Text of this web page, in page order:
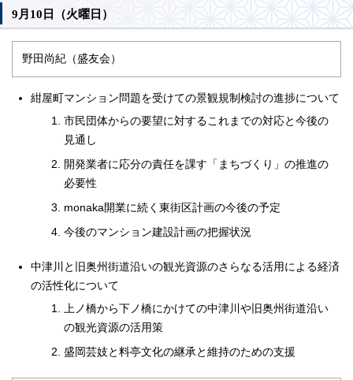
9月10日（火曜日）
野田尚紀（盛友会）
紺屋町マンション問題を受けての景観規制検討の進捗について
市民団体からの要望に対するこれまでの対応と今後の
見通し
開発業者に応分の責任を課す「まちづくり」の推進の
必要性
monaka開業に続く東街区計画の今後の予定
今後のマンション建設計画の把握状況
中津川と旧奥州街道沿いの観光資源のさらなる活用による経済
の活性化について
上ノ橋から下ノ橋にかけての中津川や旧奥州街道沿い
の観光資源の活用策
盛岡芸妓と料亭文化の継承と維持のための支援